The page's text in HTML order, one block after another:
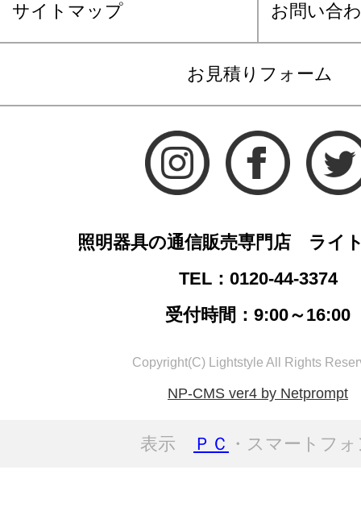
サイトマップ お問い合
お見積りフォーム
照明器具の通信販売専門店 ライ
TEL：0120-44-3374
受付時間：9:00～16:00
Copyright(C) Lightstyle All Rights
NP-CMS ver4 by Netprompt
表示 ＰＣ ・スマートフ